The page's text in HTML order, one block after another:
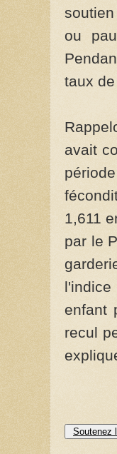
ou
taux
avait
1,611
par le
enfant
recul
Soutenez